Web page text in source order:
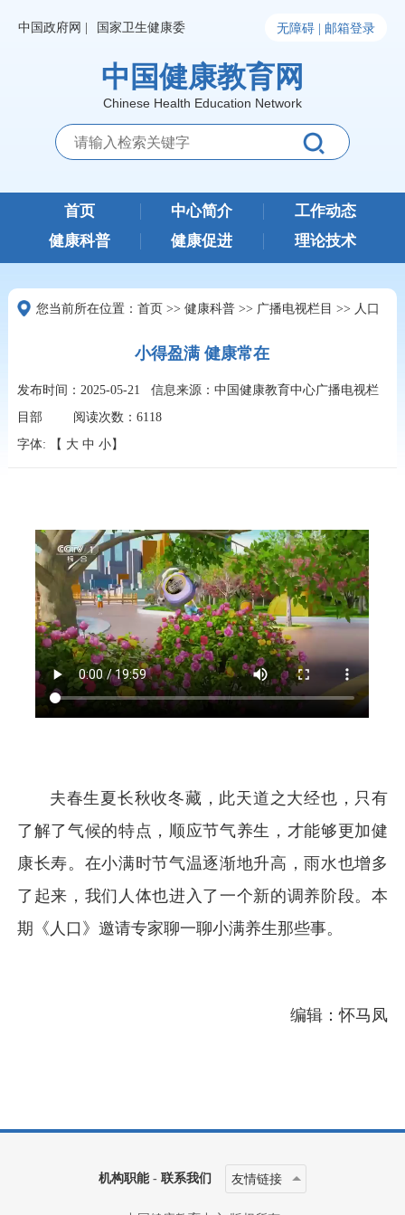
中国政府网 | 国家卫生健康委 无障碍 | 邮箱登录
中国健康教育网
Chinese Health Education Network
首页 中心简介
工作动态
健康科普
健康促进 理论技术
您当前所在位置： 首页 >> 健康科普>> 广播电视栏目 >> 人口
小得盈满 健康常在
发布时间：2025-05-21
信息来源：中国健康教育中心广播电视栏
目部
阅读次数： 6118
字体: 【 大 中 小】
夫春生夏长秋收冬藏，此天道之大经也，只有
了解了气候的特点，顺应节气养生，才能够更加健
康长寿。在小满时节气温逐渐地升高，雨水也增多
了起来，我们人体也进入了一个新的调养阶段。本
期《人口》邀请专家聊一聊小满养生那些事。
编辑：怀马凤
机构职能- 联系我们 友情链接